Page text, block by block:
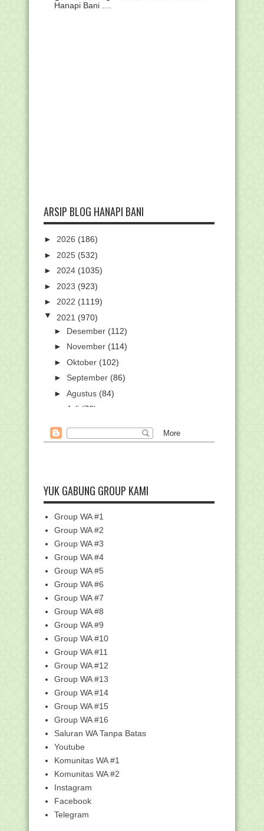
Hanapi Bani ....
ARSIP BLOG HANAPI BANI
► 2026 (186)
► 2025 (532)
► 2024 (1035)
► 2023 (923)
► 2022 (1119)
▼ 2021 (970)
► Desember (112)
► November (114)
► Oktober (102)
► September (86)
► Agustus (84)
Juli (70)
►Mei(66)
▼Februari(71)
Kumpulan Kisi-kisi UM Mapel PAI dan
Unduh Kisi-kisi UM Bahasa Arab
Jenjang MA Tahun 2021
Unduh Kisi-kisi UM SKI Jenjang MA
Tahun 2021
Unduh Kisi-kisi UM Fikih Jenjang MA
Tahun 2021
Unduh Kisi-kisi UM Akidah Akhlak
Jenjang MA Tahun ...
Unduh Kisi-kisi UM Al Qur'an Hadits
Jenjang MA Tah...
Sekjen Lantik Tiga Pejabat Eselon III
dan 21 Pejab...
15 Ribu Siswa Berebut Masuk
Madrasah Aliyah Unggul...
Transformasi Digital Pendidikan
Keagamaan, Kemenag...
"Tata Cara Pembagian Daging Kurban
dan Hikmah Kurban"
Unduh Template RKAM dan Format
Syarat Pencairan BO...
"Tata Cara Ibadah Kurban" - Materi fikih
MI
"Peristiwa Kerasulan Nabi Muhammad
YUK GABUNG GROUP KAMI
Group WA #1
Group WA #2
Group WA #3
Group WA #4
Group WA #5
Group WA #6
Group WA #7
Group WA #8
Group WA #9
Group WA #10
Group WA #11
Group WA #12
Group WA #13
Group WA #14
Group WA #15
Group WA #16
Saluran WA Tanpa Batas
Youtube
Komunitas WA #1
Komunitas WA #2
Instagram
Facebook
Telegram